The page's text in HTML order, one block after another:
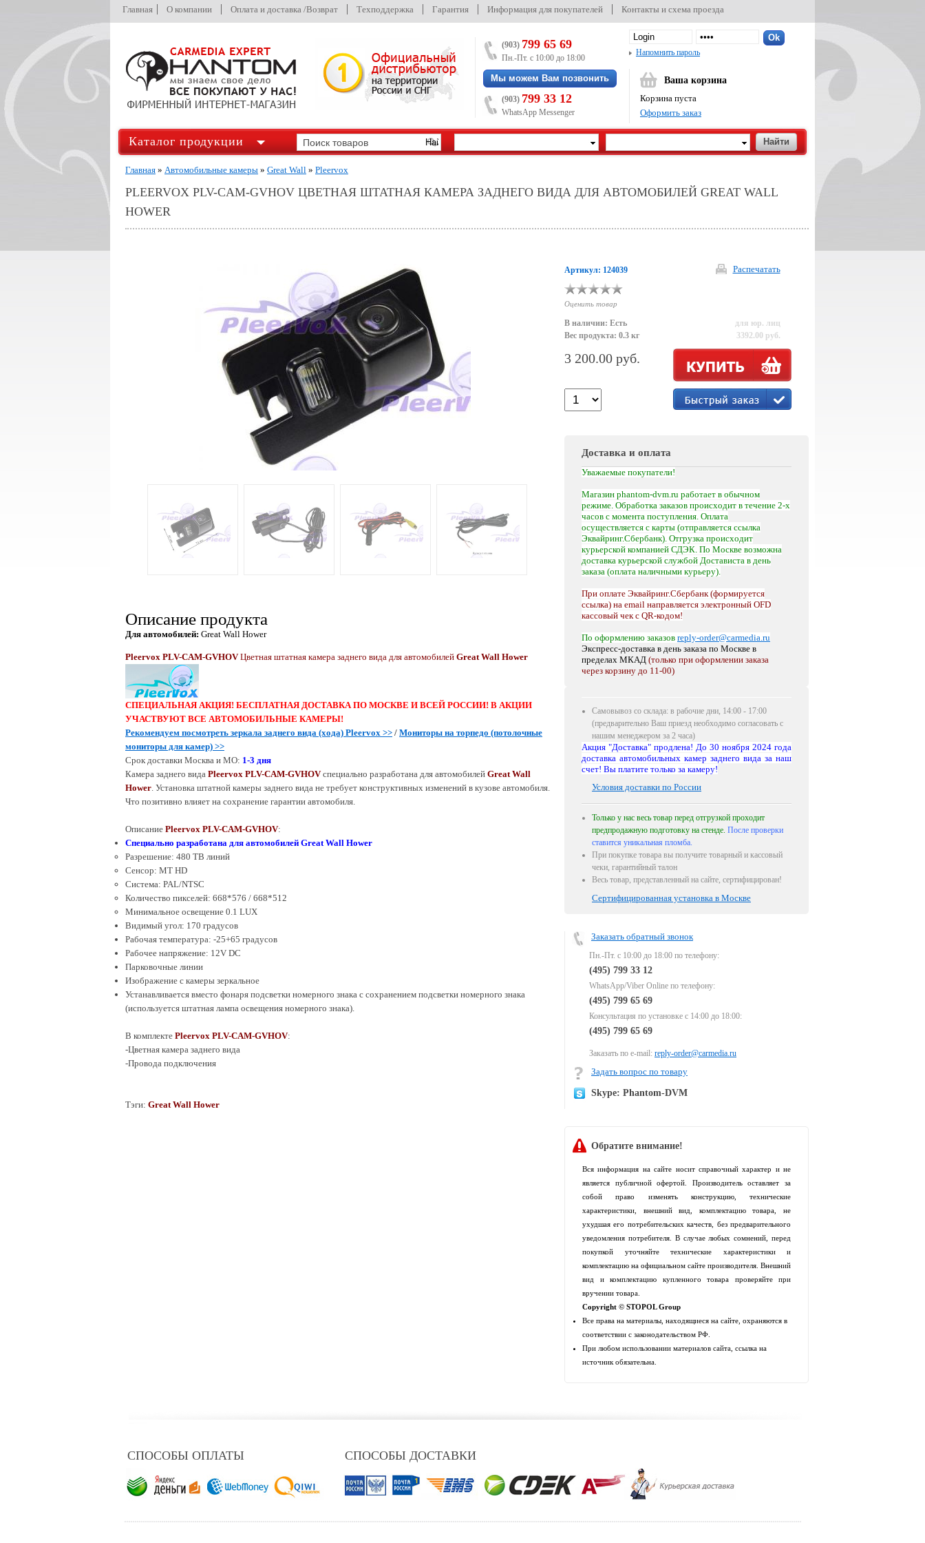
Главная О компании Оплата и доставка /Возврат Техподдержка Гарантия Информация для покупателей Контакты и схема проезда
(903) 799 65 69
Пн.-Пт. с 10:00 до 18:00
Мы можем Вам позвонить
(903) 799 33 12
WhatsApp Messenger
Напомнить пароль
Ваша корзина
Корзина пуста
Оформить заказ
Каталог продукции
Главная » Автомобильные камеры » Great Wall » Pleervox
PLEERVOX PLV-CAM-GVHOV ЦВЕТНАЯ ШТАТНАЯ КАМЕРА ЗАДНЕГО ВИДА ДЛЯ АВТОМОБИЛЕЙ GREAT WALL
HOWER
Артикул: 124039 Распечатать
Оценить товар
В наличии: Есть
Вес продукта: 0.3 кг
для юр. лиц
3392.00 руб.
3 200.00 руб.
Доставка и оплата
Уважаемые покупатели!
Магазин phantom-dvm.ru работает в обычном
режиме. Обработка заказов происходит в течение 2-х
часов с момента поступления. Оплата
осуществляется с карты (отправляется ссылка
Эквайринг.Сбербанк). Отгрузка происходит
курьерской компанией СДЭК. По Москве возможна
доставка курьерской службой Достависта в день
заказа (оплата наличными курьеру).
При оплате Эквайринг.Сбербанк (формируется
ссылка) на email направляется электронный OFD
кассовый чек с QR-кодом!
По оформлению заказов reply-order@carmedia.ru
Экспресс-доставка в день заказа по Москве в
пределах МКАД (только при оформлении заказа
через корзину до 11-00)
Самовывоз со склада: в рабочие дни, 14:00 - 17:00
(предварительно Ваш приезд необходимо согласовать с
нашим менеджером за 2 часа)
Акция "Доставка" продлена! До 30 ноября 2024 года
доставка автомобильных камер заднего вида за наш
счет! Вы платите только за камеру!
Условия доставки по России
Только у нас весь товар перед отгрузкой проходит
предпродажную подготовку на стенде. После проверки
ставится уникальная пломба.
При покупке товара вы получите товарный и кассовый
чеки, гарантийный талон
Весь товар, представленный на сайте, сертифицирован!
Сертифицированная установка в Москве
Заказать обратный звонок
Пн.-Пт. с 10:00 до 18:00 по телефону:
(495) 799 33 12
WhatsApp/Viber Online по телефону:
(495) 799 65 69
Консультация по установке с 14:00 до 18:00:
(495) 799 65 69
Заказать по e-mail: reply-order@carmedia.ru
Задать вопрос по товару
Skype: Phantom-DVM
Обратите внимание!
Вся информация на сайте носит справочный характер и не
является публичной офертой. Производитель оставляет за
собой право изменять конструкцию, технические
характеристики, внешний вид, комплектацию товара, не
ухудшая его потребительских качеств, без предварительного
уведомления потребителя. В случае любых сомнений, перед
покупкой уточняйте технические характеристики и
комплектацию на официальном сайте производителя. Внешний
вид и комплектацию купленного товара проверяйте при
вручении товара.
Copyright © STOPOL Group
Все права на материалы, находящиеся на сайте, охраняются в
соответствии с законодательством РФ.
При любом использовании материалов сайта, ссылка на
источник обязательна.
Описание продукта
Для автомобилей: Great Wall Hower
Pleervox PLV-CAM-GVHOV Цветная штатная камера заднего вида для автомобилей Great Wall Hower
СПЕЦИАЛЬНАЯ АКЦИЯ! БЕСПЛАТНАЯ ДОСТАВКА ПО МОСКВЕ И ВСЕЙ РОССИИ! В АКЦИИ
УЧАСТВУЮТ ВСЕ АВТОМОБИЛЬНЫЕ КАМЕРЫ!
Рекомендуем посмотреть зеркала заднего вида (хода) Pleervox >> / Мониторы на торпедо (потолочные
мониторы для камер) >>
Срок доставки Москва и МО: 1-3 дня
Камера заднего вида Pleervox PLV-CAM-GVHOVспециально разработана для автомобилей Great Wall
Hower. Установка штатной камеры заднего вида не требует конструктивных изменений в кузове автомобиля.
Что позитивно влияет на сохранение гарантии автомобиля.
Описание Pleervox PLV-CAM-GVHOV:
Специально разработана для автомобилей Great Wall Hower
Разрешение: 480 ТВ линий
Сенсор: MT HD
Система: PAL/NTSC
Количество пикселей: 668*576 / 668*512
Минимальное освещение 0.1 LUX
Видимый угол: 170 градусов
Рабочая температура: -25+65 градусов
Рабочее напряжение: 12V DC
Парковочные линии
Изображение с камеры зеркальное
Устанавливается вместо фонаря подсветки номерного знака с сохранением подсветки номерного знака
(используется штатная лампа освещения номерного знака).
В комплекте Pleervox PLV-CAM-GVHOV:
-Цветная камера заднего вида
-Провода подключения
Тэги: Great Wall Hower
СПОСОБЫ ОПЛАТЫ СПОСОБЫ ДОСТАВКИ